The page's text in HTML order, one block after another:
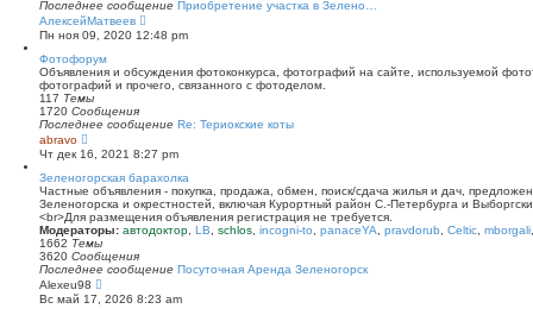
о
б
е
н
и
о
с
л
е
д
н
е
м
у
с
о
о
щ
е
н
и
ю
Последнее сообщение Приобретение участка в Зелено…
АлексейМатвеев
е
р
й
т
п
с
л
е
д
н
е
м
у
о
щ
Пн ноя 09, 2020 12:48 pm
Фотофорум
Объявления и обсуждения фотоконкурса, фотографий на сайте, используемой
фотографий и прочего, связанного с фотоделом.
117 Темы
1720 Сообщения
Последнее сообщение Re: Териокские коты
abravo
е
р
е
й
т
и
к
п
о
с
л
е
д
Чт дек 16, 2021 8:27 pm
Зеленогорская барахолка
Частные объявления - покупка, продажа, обмен, поиск/сдача жилья и дач,
Зеленогорска и окрестностей, включая Курортный район С.-Петербурга и
<br>Для размещения объявления регистрация не требуется.
Модераторы: автодоктор LB schlos incogni-to panaceYA pravdorub Celtic mborgali
1662 Темы
3620 Сообщения
Последнее сообщение Посуточная Аренда Зеленогорск
Alexeu98
е
р
Вс май 17, 2026 8:23 am